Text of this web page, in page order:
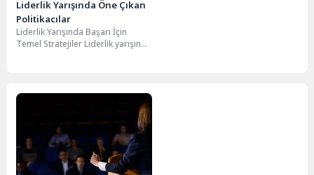
Liderlik Yarışında Öne Çıkan
Politikacılar
Liderlik Yarışında Başarı İçin
Temel Stratejiler Liderlik yarışında